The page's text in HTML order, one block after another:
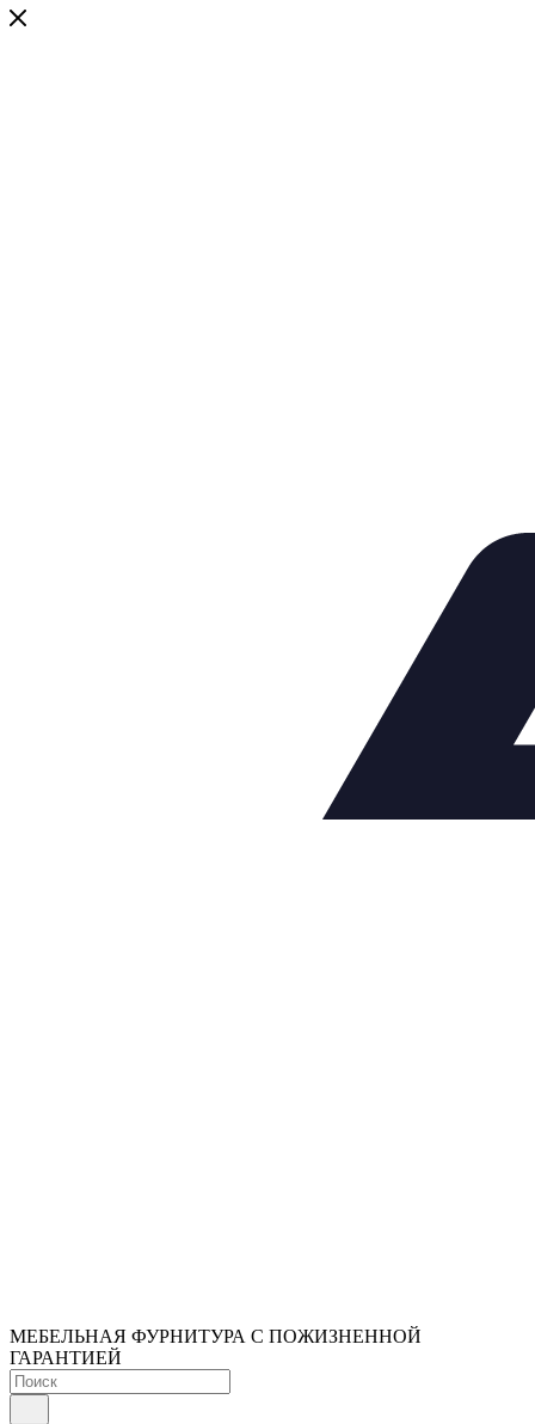
МЕБЕЛЬНАЯ ФУРНИТУРА С ПОЖИЗНЕННОЙ
ГАРАНТИЕЙ